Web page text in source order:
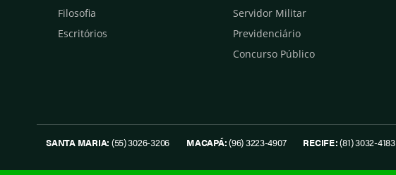
Filosofia
Escritórios
Servidor Militar
Previdenciário
Concurso Público
SANTA MARIA: (55) 3026-3206 MACAPÁ:(96) 3223-4907 RECIFE:(81) 3032-4183